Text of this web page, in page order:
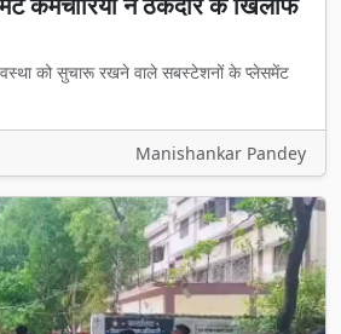
को सुचारू रखने वाले सबस्टेशनों के प्लेसमेंट
Manishankar Pandey